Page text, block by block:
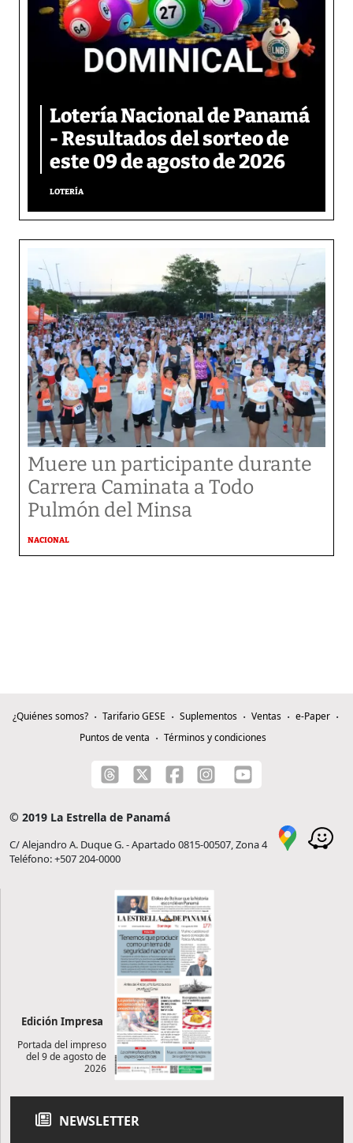
Lotería Nacional de Panamá
- Resultados del sorteo de
este 09 de agosto de 2026
LOTERÍA
Muere un participante durante
Carrera Caminata a Todo
Pulmón del Minsa
NACIONAL
¿Quiénes somos? Tarifario GESE Suplementos Ventas
e-Paper
Puntos de venta
Términos y condiciones
© 2019 La Estrella de Panamá
C/ Alejandro A. Duque G. - Apartado 0815-00507, Zona 4
Teléfono: +507 204-0000
Edición Impresa
Portada del impreso
del 9 de agosto de
2026
NEWSLETTER